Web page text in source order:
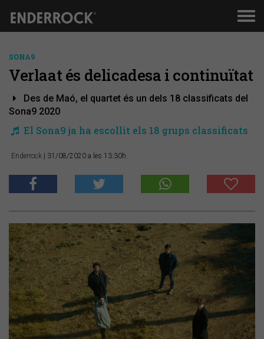
SONA9
Verlaat és delicadesa i continuïtat
Des de Maó, el quartet és un dels 18 classificats del
Sona9 2020
El Sona9 ja ha escollit els 18 grups classificats
Enderrock | 31/08/2020 a les 13:30h